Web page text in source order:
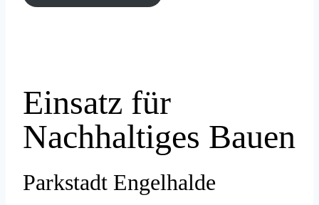
Einsatz für
Nachhaltiges Bauen
Parkstadt Engelhalde